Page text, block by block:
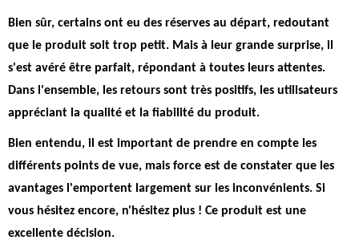
Bien sûr, certains ont eu des réserves au départ, redoutant
que le produit soit trop petit. Mais à leur grande surprise, il
s'est avéré être parfait, répondant à toutes leurs attentes.
Dans l'ensemble, les retours sont très positifs, les utilisateurs
appréciant la qualité et la fiabilité du produit.
Bien entendu, il est important de prendre en compte les
différents points de vue, mais force est de constater que les
avantages l'emportent largement sur les inconvénients. Si
vous hésitez encore, n'hésitez plus ! Ce produit est une
excellente décision.